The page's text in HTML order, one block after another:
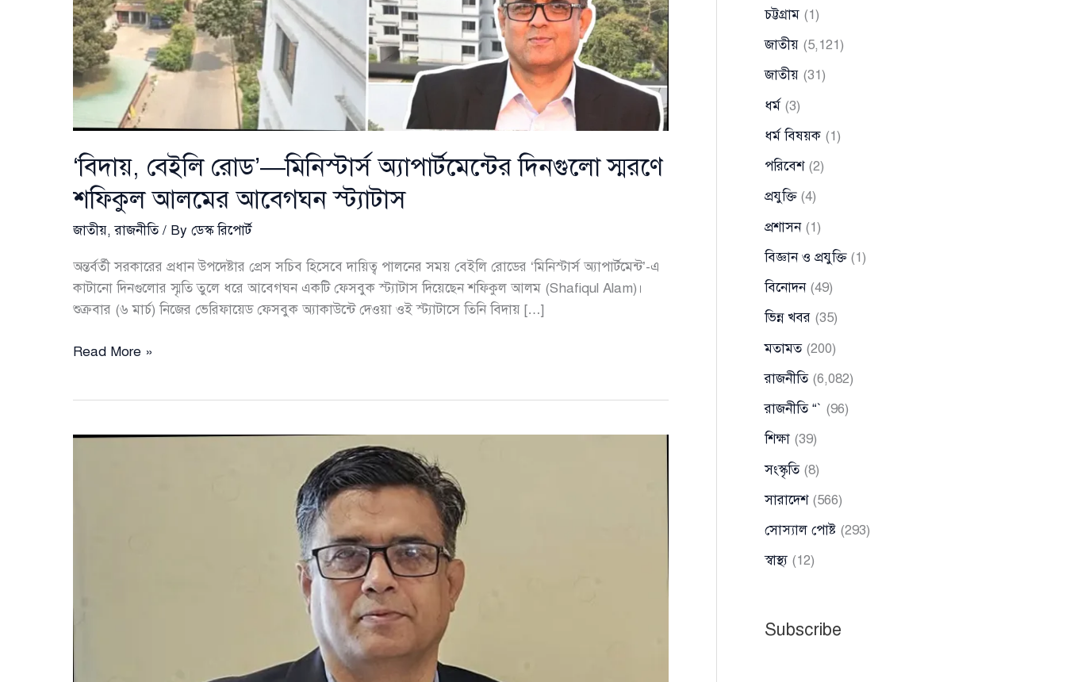
‘বিদায়, বেইলি রোড’—মিনিস্টার্স অ্যাপার্টমেন্টের দিনগুলো স্মরণে
শফিকুল আলমের আবেগঘন স্ট্যাটাস
জাতীয়,রাজনীতি/ By ডেস্ক রিপোর্ট
অন্তর্বর্তী সরকারের প্রধান উপদেষ্টার প্রেস সচিব হিসেবে দায়িত্ব পালনের সময় বেইলি রোডের ‘মিনিস্টার্স অ্যাপার্টমেন্ট’-এ
কাটানো দিনগুলোর স্মৃতি তুলে ধরে আবেগঘন একটি ফেসবুক স্ট্যাটাস দিয়েছেন শফিকুল আলম (Shafiqul Alam)।
শুক্রবার (৬ মার্চ) নিজের ভেরিফায়েড ফেসবুক অ্যাকাউন্টে দেওয়া ওই স্ট্যাটাসে তিনি বিদায় […]
‘বিদায়,
অ্যাপার্টমেন্টের
Read More »
চট্টগ্রাম (1)
জাতীয় (5,121)
জাতীয় (31)
ধর্ম (3)
ধর্ম বিষয়ক (1)
পরিবেশ(2)
প্রযুক্তি(4)
প্রশাসন(1)
বিজ্ঞান ও প্রযুক্তি(1)
বিনোদন(49)
ভিন্ন খবর (35)
মতামত(200)
রাজনীতি(6,082)
রাজনীতি “` (96)
শিক্ষা (39)
সংস্কৃতি(8)
সারাদেশ(566)
সোস্যাল পোষ্ট (293)
স্বাস্থ্য (12)
Subscribe